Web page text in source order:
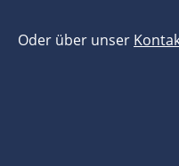
Oder über unser